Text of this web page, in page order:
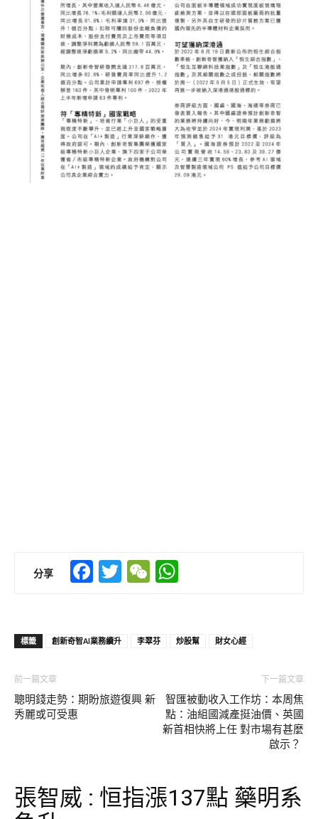
分享 Facebook
TwitterWeChat
標籤 創新奇智AI業務續升 李翠芬 炒股幫 財女心經
前一篇文章
聰明錢走勢：期盼旅遊復興 新
秀麗或可受惠
下一篇文章
智匯被動收入工作坊：本周焦
點：油組國減產挺油價、英國
新首相快將上任 對市場有甚麼
啟示？
張智威 : 恒指漲137點 藥明系